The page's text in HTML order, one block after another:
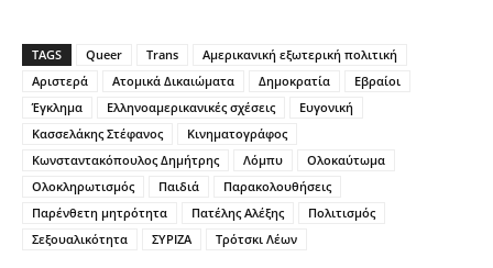
TAGS Queer Trans
Αμερικανική εξωτερική πολιτική
Αριστερά
Ατομικά Δικαιώματα Δημοκρατία
Εβραίοι
Έγκλημα
Ελληνοαμερικανικές σχέσεις
Ευγονική
Κασσελάκης Στέφανος
Κινηματογράφος
Κωνσταντακόπουλος Δημήτρης
Λόμπυ
Ολοκαύτωμα
Ολοκληρωτισμός
Παιδιά
Παρακολουθήσεις
Παρένθετη μητρότητα
Πατέλης Αλέξης
Πολιτισμός
Σεξουαλικότητα
ΣΥΡΙΖΑ Τρότσκι Λέων